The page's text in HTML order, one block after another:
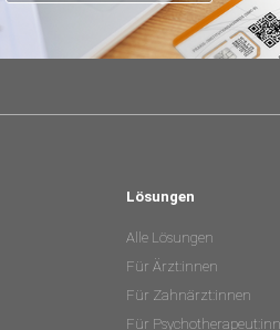
Lösungen
Alle Lösungen
Für Ärzt:innen
Für Zahnärzt:innen
Für